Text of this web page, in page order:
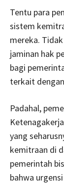
Tentu para
sistem
mereka.
jaminan hak
bagi
terkait
Padahal,
yang
kemitraan di
pemerintah
bahwa